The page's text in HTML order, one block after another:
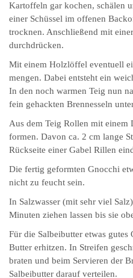
Kartoffeln gar kochen, schälen
einer Schüssel im offenen
trocknen. Anschließend mit
durchdrücken.
Mit einem Holzlöffel eventuell
mengen. Dabei entsteht ein
In den noch warmen Teig nun
fein gehackten Brennesseln
Aus dem Teig Rollen mit einem
formen. Davon ca. 2 cm lange
Rückseite einer Gabel Rillen
Die fertig geformten Gnocchi
nicht zu feucht sein.
In Salzwasser (mit sehr viel
Minuten ziehen lassen bis sie
Für die Salbeibutter etwas
Butter erhitzen. In Streifen
braten und beim Servieren der
Salbeibutter darauf verteilen.